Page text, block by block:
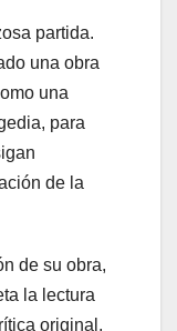
partida.
una obra
una
para
de la
de su obra,
la lectura
original,